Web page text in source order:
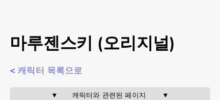
마루젠스키 (오리지널)
< 캐릭터 목록으로
▼       캐릭터와 관련된 페이지        ▼